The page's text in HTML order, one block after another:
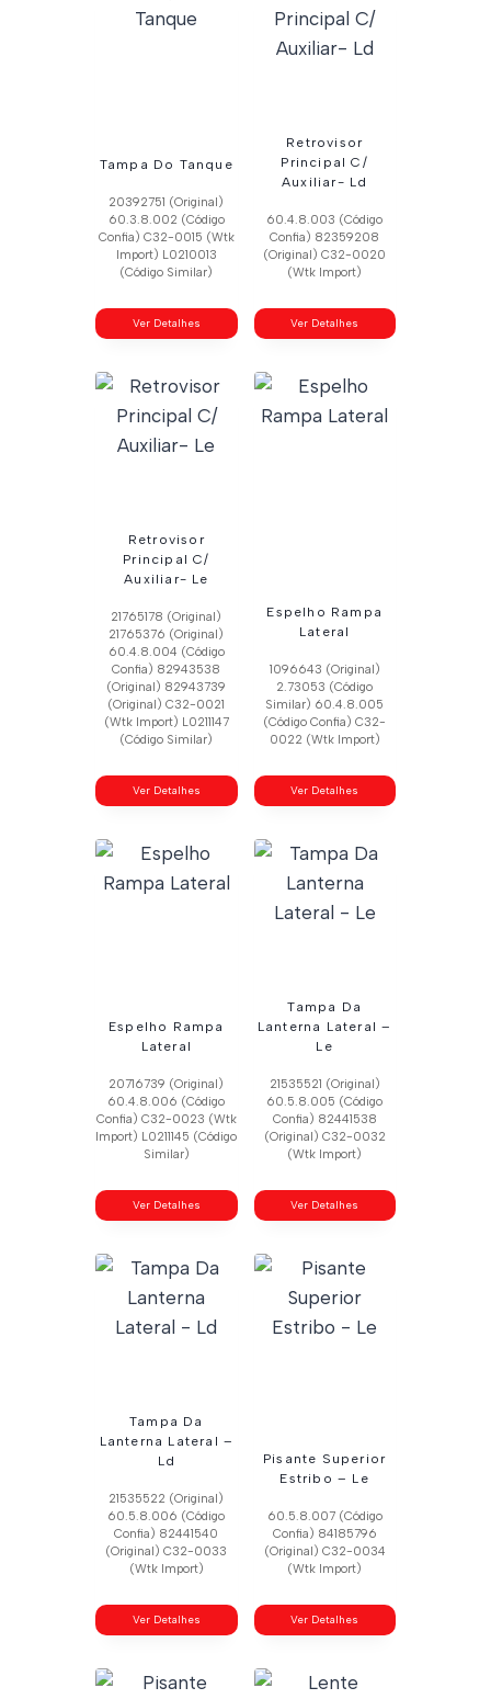
Tampa Do Tanque
20392751 (Original)
60.3.8.002 (Código
Confia) C32-0015 (Wtk
Import) L0210013
(Código Similar)
Ver Detalhes
Retrovisor
Principal C/
Auxiliar- Ld
60.4.8.003 (Código
Confia) 82359208
(Original) C32-0020
(Wtk Import)
Ver Detalhes
Retrovisor
Principal C/
Auxiliar- Le
21765178 (Original)
21765376 (Original)
60.4.8.004 (Código
Confia) 82943538
(Original) 82943739
(Original) C32-0021
(Wtk Import) L0211147
(Código Similar)
Ver Detalhes
Espelho Rampa
Lateral
1096643 (Original)
2.73053 (Código
Similar) 60.4.8.005
(Código Confia) C32-
0022 (Wtk Import)
Ver Detalhes
Espelho Rampa
Lateral
20716739 (Original)
60.4.8.006 (Código
Confia) C32-0023 (Wtk
Import) L0211145 (Código
Similar)
Ver Detalhes
Tampa Da
Lanterna Lateral –
Le
21535521 (Original)
60.5.8.005 (Código
Confia) 82441538
(Original) C32-0032
(Wtk Import)
Ver Detalhes
Tampa Da
Lanterna Lateral –
Ld
21535522 (Original)
60.5.8.006 (Código
Confia) 82441540
(Original) C32-0033
(Wtk Import)
Ver Detalhes
Pisante Superior
Estribo – Le
60.5.8.007 (Código
Confia) 84185796
(Original) C32-0034
(Wtk Import)
Ver Detalhes